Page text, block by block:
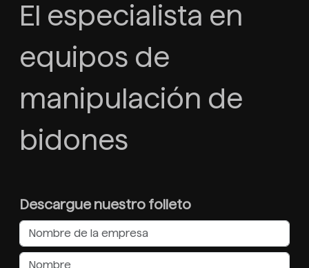
El especialista en
equipos de
manipulación de
bidones
Descargue nuestro folleto